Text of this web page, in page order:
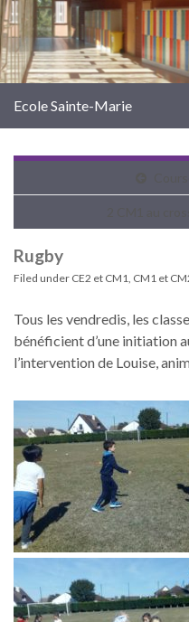
Ecole Sainte-Marie
Rugby
Filed under CE2 et CM1, CM1 et
Tous les vendredis, les
bénéficient d’une initiation
l’intervention de Louise,